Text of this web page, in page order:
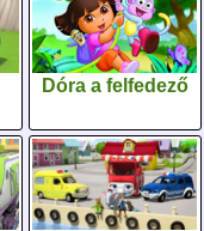
Dóra a felfedező